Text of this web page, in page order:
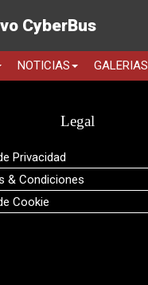
CyberBus
NOTICIAS GALERIAS
Legal
Privacidad
& Condiciones
Cookie